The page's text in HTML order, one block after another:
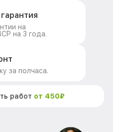
на
на 3 года.
за полчаса.
работ от 450₽